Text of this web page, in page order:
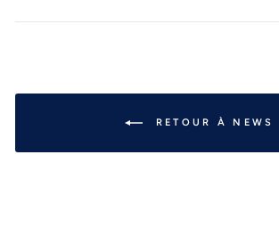
Facebook
Twitter
RETOUR À NEWS